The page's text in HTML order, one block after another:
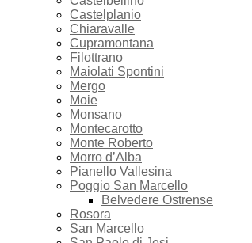
Castelplanio
Chiaravalle
Cupramontana
Filottrano
Maiolati Spontini
Mergo
Moie
Monsano
Montecarotto
Monte Roberto
Morro d’Alba
Pianello Vallesina
Poggio San Marcello
Belvedere Ostrense
Rosora
San Marcello